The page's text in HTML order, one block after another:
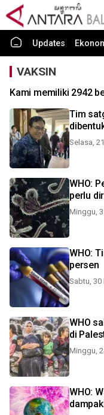
Updates
VAKSIN
Kami memiliki 2942
Tim
Selasa,
WHO:
perlu
Minggu,
WHO:
persen
Sabtu, 30
WHO
di
Minggu,
WHO: